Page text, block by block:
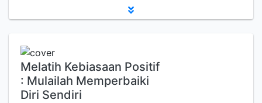
Melatih Kebiasaan Positif
: Mulailah Memperbaiki
Diri Sendiri